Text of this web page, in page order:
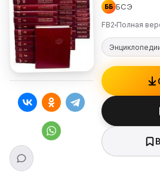
ББ БСЭ
FB2 Полная